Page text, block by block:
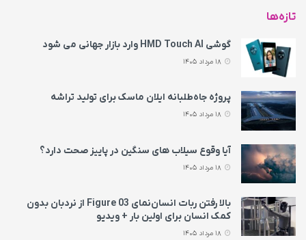
تازه‌ها
گوشی HMD Touch AI وارد بازار جهانی می‌ شود
پروژه جاه‌طلبانه ایلان ماسک برای تولید تراشه
آیا وقوع سیلاب های سنگین در پاییز صحت دارد؟
بالا رفتن ربات انسان‌نمای Figure 03 از نردبان بدون
کمک انسان برای اولین بار + ویدیو